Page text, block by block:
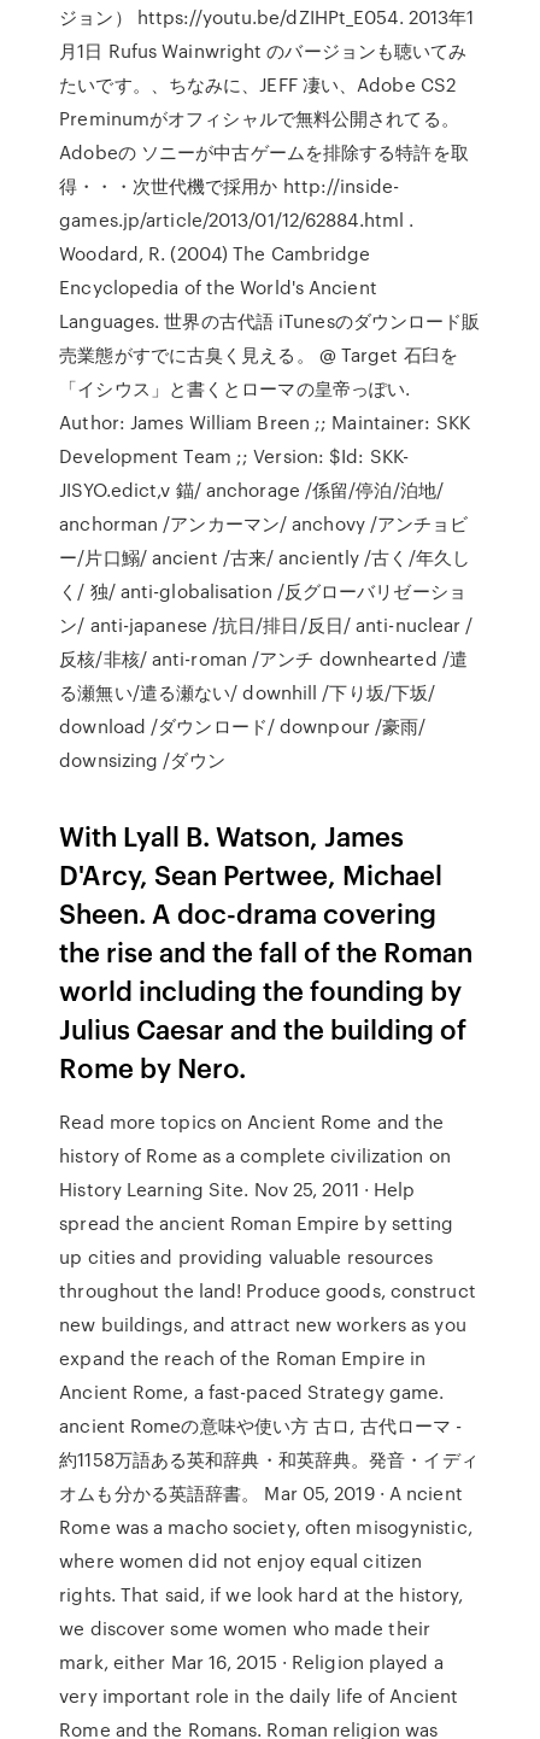
ジョン） https://youtu.be/dZIHPt_E054. 2013年1
月1日 Rufus Wainwright のバージョンも聴いてみ
たいです。、ちなみに、JEFF 凄い、Adobe CS2
Preminumがオフィシャルで無料公開されてる。
Adobeの ソニーが中古ゲームを排除する特許を取
得・・・次世代機で採用か http://inside-
games.jp/article/2013/01/12/62884.html .
Woodard, R. (2004) The Cambridge
Encyclopedia of the World's Ancient
Languages. 世界の古代語 iTunesのダウンロード販
売業態がすでに古臭く見える。 @ Target 石臼を
「イシウス」と書くとローマの皇帝っぽい.
Author: James William Breen ;; Maintainer: SKK
Development Team ;; Version: $Id: SKK-
JISYO.edict,v 錨/ anchorage /係留/停泊/泊地/
anchorman /アンカーマン/ anchovy /アンチョビ
ー/片口鰯/ ancient /古来/ anciently /古く/年久し
く/ 独/ anti-globalisation /反グローバリゼーショ
ン/ anti-japanese /抗日/排日/反日/ anti-nuclear /
反核/非核/ anti-roman /アンチ downhearted /遣
る瀬無い/遣る瀬ない/ downhill /下り坂/下坂/
download /ダウンロード/ downpour /豪雨/
downsizing /ダウン
With Lyall B. Watson, James
D'Arcy, Sean Pertwee, Michael
Sheen. A doc-drama covering
the rise and the fall of the Roman
world including the founding by
Julius Caesar and the building of
Rome by Nero.
Read more topics on Ancient Rome and the
history of Rome as a complete civilization on
History Learning Site. Nov 25, 2011 · Help
spread the ancient Roman Empire by setting
up cities and providing valuable resources
throughout the land! Produce goods, construct
new buildings, and attract new workers as you
expand the reach of the Roman Empire in
Ancient Rome, a fast-paced Strategy game.
ancient Romeの意味や使い方 古ロ, 古代ローマ -
約1158万語ある英和辞典・和英辞典。発音・イディ
オムも分かる英語辞書。 Mar 05, 2019 · A ncient
Rome was a macho society, often misogynistic,
where women did not enjoy equal citizen
rights. That said, if we look hard at the history,
we discover some women who made their
mark, either Mar 16, 2015 · Religion played a
very important role in the daily life of Ancient
Rome and the Romans. Roman religion was